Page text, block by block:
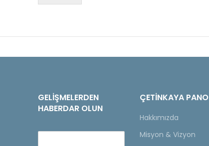
GELIŞMELERDEN
HABERDAR OLUN
ÇETINKAYA PANO
Hakkımızda
Misyon & Vizyon